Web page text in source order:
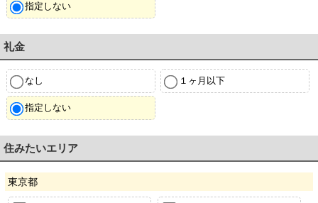
指定しない
礼金
なし １ヶ月以下
指定しない
住みたいエリア
東京都